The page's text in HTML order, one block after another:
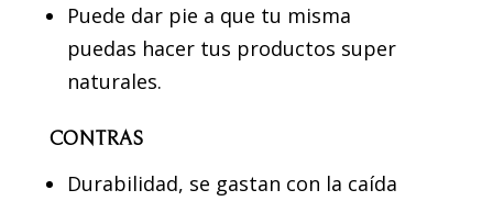
Puede dar pie a que tu misma
puedas hacer tus productos super
naturales.
CONTRAS
Durabilidad, se gastan con la caída